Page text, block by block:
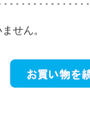
せん。